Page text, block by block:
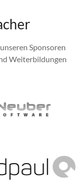
Sponsoren
Weiterbildungen